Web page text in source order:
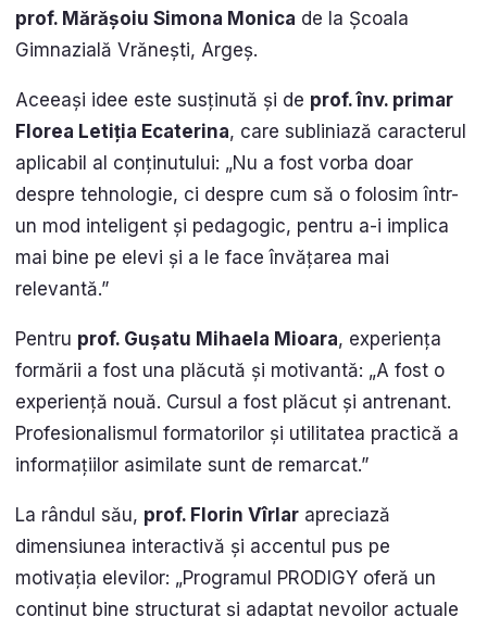
prof. Mărășoiu Simona Monica de la Școala
Gimnazială Vrănești, Argeș.
Aceeași idee este susținută și de prof. înv. primar
Florea Letiția Ecaterina, care subliniază caracterul
aplicabil al conținutului: „Nu a fost vorba doar
despre tehnologie, ci despre cum să o folosim într-
un mod inteligent și pedagogic, pentru a-i implica
mai bine pe elevi și a le face învățarea mai
relevantă.”
Pentru prof. Gușatu Mihaela Mioara, experiența
formării a fost una plăcută și motivantă: „A fost o
experiență nouă. Cursul a fost plăcut și antrenant.
Profesionalismul formatorilor și utilitatea practică a
informațiilor asimilate sunt de remarcat.”
La rândul său, prof. Florin Vîrlar apreciază
dimensiunea interactivă și accentul pus pe
motivația elevilor: „Programul PRODIGY oferă un
conținut bine structurat și adaptat nevoilor actuale